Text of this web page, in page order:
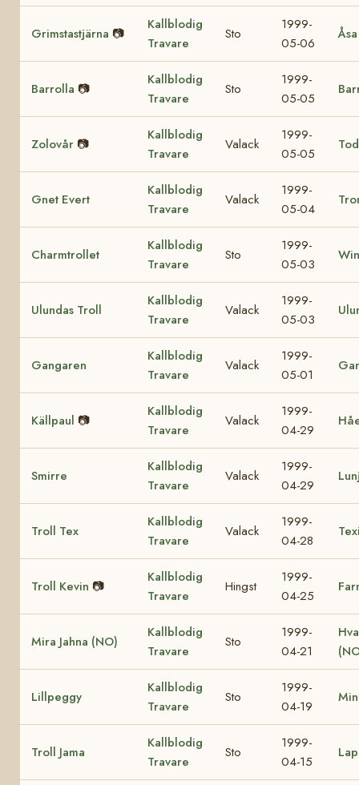
Grimstastjärna 📷
Kallblodig
Travare
Sto
1999-
05-06
Barrolla 📷
Kallblodig
Travare
Sto
1999-
05-05
Zolovår 📷
Kallblodig
Travare
Valack
1999-
05-05
Gnet Evert
Kallblodig
Travare
Valack
1999-
05-04
Charmtrollet
Kallblodig
Travare
Sto
1999-
05-03
Ulundas Troll
Kallblodig
Travare
Valack
1999-
05-03
Gangaren
Kallblodig
Travare
Valack
1999-
05-01
Källpaul 📷
Kallblodig
Travare
Valack
1999-
04-29
Smirre
Kallblodig
Travare
Valack
1999-
04-29
Troll Tex
Kallblodig
Travare
Valack
1999-
04-28
Troll Kevin 📷
Kallblodig
Travare
Hingst
1999-
04-25
Mira Jahna (NO)
Kallblodig
Travare
Sto
1999-
04-21
Lillpeggy
Kallblodig
Travare
Sto
1999-
04-19
Troll Jama
Kallblodig
Travare
Sto
1999-
04-15